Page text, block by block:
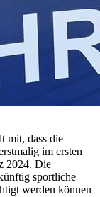
mit, dass die
im ersten
2024. Die
sportliche
werden können